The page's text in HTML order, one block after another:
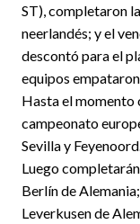
ST), completaron
neerlandés; y el
descontó para el
equipos empataron
Hasta el momento
campeonato
Sevilla y Feyenoord.
Luego
Berlín de
Leverkusen de